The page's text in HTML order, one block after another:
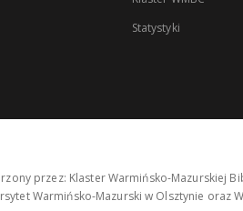
Statystyki
przez: Klaster Warmińsko-Mazurskiej
Warmińsko-Mazurski w Olsztynie oraz